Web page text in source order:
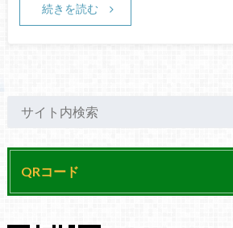
続きを読む
QRコード